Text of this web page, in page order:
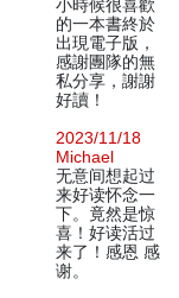
小時候很喜歡
的一本書終於
出現電子版，
感謝團隊的無
私分享，謝謝
好讀！
2023/11/18
Michael
无意间想起过
来好读怀念一
下。竟然是惊
喜！好读活过
来了！感恩 感
谢。